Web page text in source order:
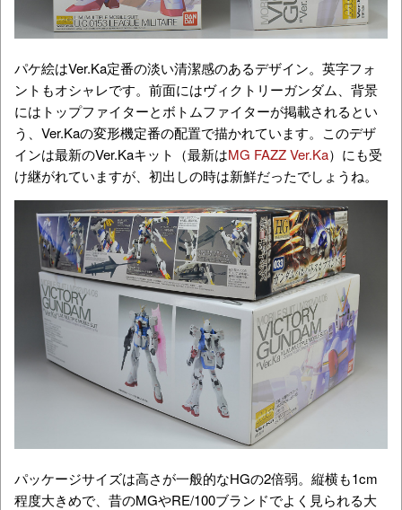
パケ絵はVer.Ka定番の淡い清潔感のあるデザイン。英字フォ
ントもオシャレです。前面にはヴィクトリーガンダム、背景
にはトップファイターとボトムファイターが掲載されるとい
う、Ver.Kaの変形機定番の配置で描かれています。このデザ
インは最新のVer.Kaキット（最新はMG FAZZ Ver.Ka）にも受
け継がれていますが、初出しの時は新鮮だったでしょうね。
パッケージサイズは高さが一般的なHGの2倍弱。縦横も1cm
程度大きめで、昔のMGやRE/100ブランドでよく見られる大